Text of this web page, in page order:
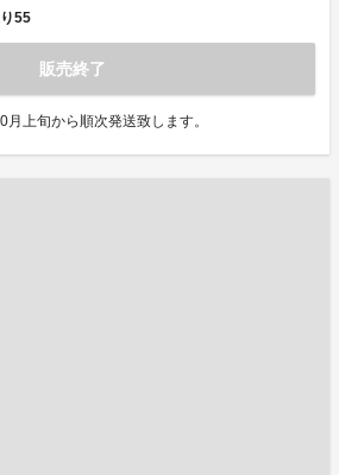
55
販売終了
上旬から順次発送致します。